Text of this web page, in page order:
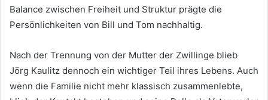
Balance zwischen Freiheit und Struktur prägte die
Persönlichkeiten von Bill und Tom nachhaltig.
Nach der Trennung von der Mutter der Zwillinge blieb
Jörg Kaulitz dennoch ein wichtiger Teil ihres Lebens. Auch
wenn die Familie nicht mehr klassisch zusammenlebte,